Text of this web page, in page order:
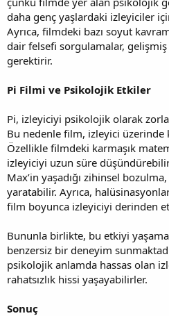
daha genç yaşlardaki izleyiciler
Ayrıca, filmdeki bazı soyut
dair felsefi sorgulamalar,
gerektirir.
Pi Filmi ve Psikolojik Etkiler
Pi, izleyiciyi psikolojik olarak
Bu nedenle film, izleyici üzerinde
Özellikle filmdeki karmaşık
izleyiciyi uzun süre
Max’in yaşadığı zihinsel
yaratabilir. Ayrıca,
film boyunca izleyiciyi derinden
Bununla birlikte, bu etkiyi
benzersiz bir deneyim
psikolojik anlamda hassas olan
rahatsızlık hissi yaşayabilirler.
Sonuç